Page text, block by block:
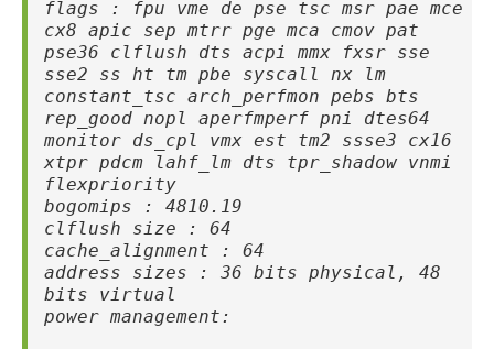
flags : fpu vme de pse tsc msr pae mce
cx8 apic sep mtrr pge mca cmov pat
pse36 clflush dts acpi mmx fxsr sse
sse2 ss ht tm pbe syscall nx lm
constant_tsc arch_perfmon pebs bts
rep_good nopl aperfmperf pni dtes64
monitor ds_cpl vmx est tm2 ssse3 cx16
xtpr pdcm lahf_lm dts tpr_shadow vnmi
flexpriority
bogomips : 4810.19
clflush size : 64
cache_alignment : 64
address sizes : 36 bits physical, 48
bits virtual
power management: